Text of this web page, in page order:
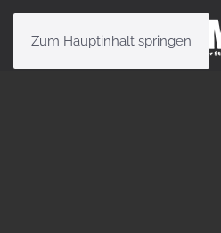
Zum Hauptinhalt springen